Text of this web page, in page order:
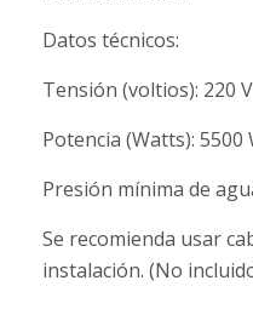
Datos técnicos:
Tensión (voltios): 220 V
Potencia (Watts): 5500
Presión mínima de
Se recomienda usar
instalación. (No